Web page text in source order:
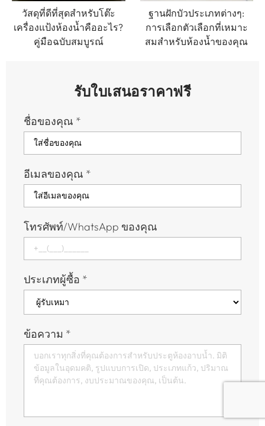
วัสดุที่ดีที่สุดสำหรับโต๊ะ
เครื่องแป้งห้องน้ำคืออะไร?
คู่มือฉบับสมบูรณ์
ฐานฝักบัวประเภทต่างๆ:
การเลือกตัวเลือกที่เหมาะ
สมสำหรับห้องน้ำของคุณ
รับใบเสนอราคาฟรี
ชื่อของคุณ *
อีเมลของคุณ *
โทรศัพท์/WhatsApp ของคุณ
ประเภทผู้ซื้อ *
ข้อความ *